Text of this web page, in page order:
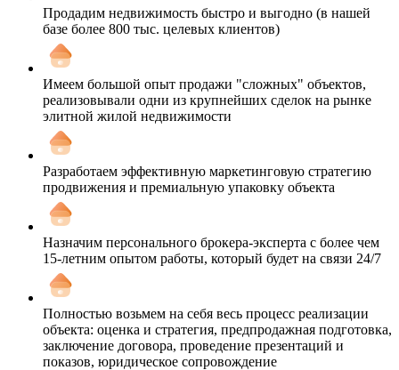
Продадим недвижимость быстро и выгодно (в нашей
базе более 800 тыс. целевых клиентов)
Имеем большой опыт продажи "сложных" объектов,
реализовывали одни из крупнейших сделок на рынке
элитной жилой недвижимости
Разработаем эффективную маркетинговую стратегию
продвижения и премиальную упаковку объекта
Назначим персонального брокера-эксперта с более чем
15-летним опытом работы, который будет на связи 24/7
Полностью возьмем на себя весь процесс реализации
объекта: оценка и стратегия, предпродажная подготовка,
заключение договора, проведение презентаций и
показов, юридическое сопровождение